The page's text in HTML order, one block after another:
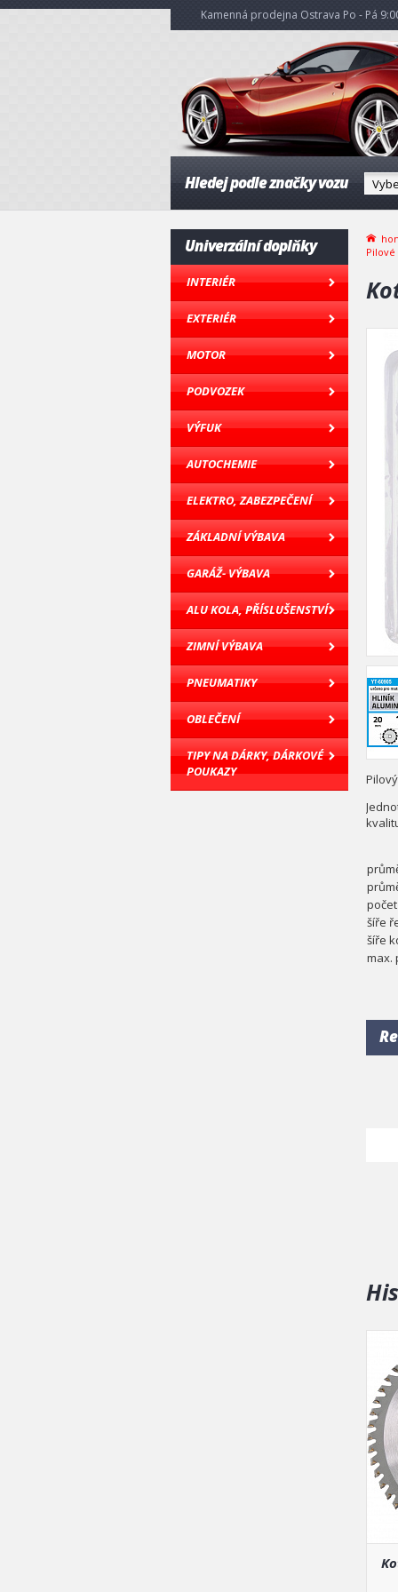
Kamenná prodejna Ostrava Po - Pá
Hledej podle značky vozu
Univerzální doplňky
INTERIÉR
EXTERIÉR
MOTOR
PODVOZEK
VÝFUK
AUTOCHEMIE
ELEKTRO, ZABEZPEČENÍ
ZÁKLADNÍ VÝBAVA
GARÁŽ- VÝBAVA
ALU KOLA, PŘÍSLUŠENSTVÍ
ZIMNÍ VÝBAVA
PNEUMATIKY
OBLEČENÍ
TIPY NA DÁRKY, DÁRKOVÉ
POUKAZY
šíře
šíře
max.